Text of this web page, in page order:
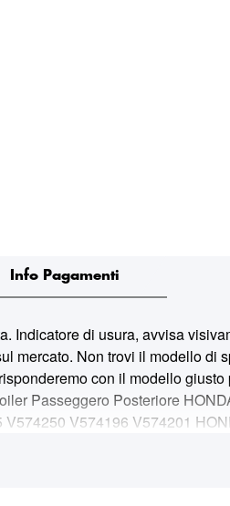
Indicatore di usura, avvisa
mercato. Non trovi il modello di
con il modello
Passeggero Posteriore
V574196 V574201
Mazda 2 10/07>03/15
Info Pagamenti